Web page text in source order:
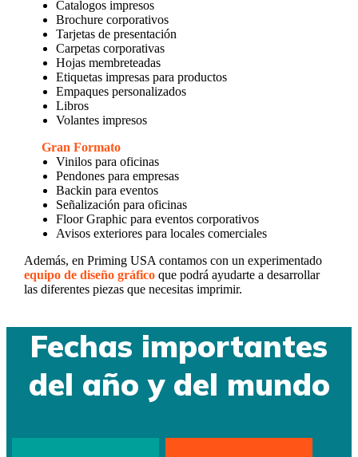
Catalogos impresos
Brochure corporativos
Tarjetas de presentación
Carpetas corporativas
Hojas membreteadas
Etiquetas impresas para productos
Empaques personalizados
Libros
Volantes impresos
Gran Formato
Vinilos para oficinas
Pendones para empresas
Backin para eventos
Señalización para oficinas
Floor Graphic para eventos corporativos
Avisos exteriores para locales comerciales
Además, en Priming USA contamos con un experimentado
equipo de diseño gráficoque podrá ayudarte a desarrollar
las diferentes piezas que necesitas imprimir.
Fechas importantes
del año y del mundo